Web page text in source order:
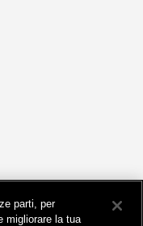
mobilità sostenibile di
lo sviluppo e la crescita
parti, per
migliorare la tua